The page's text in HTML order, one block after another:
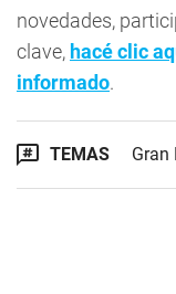
novedades,
clave, hacé clic
informado.
TEMAS Gran